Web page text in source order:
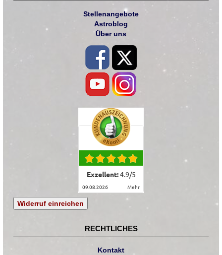
Stellenangebote
Astroblog
Über uns
Exzellent:4.9/5
09.08.2026 mehr
Widerruf einreichen
RECHTLICHES
Kontakt